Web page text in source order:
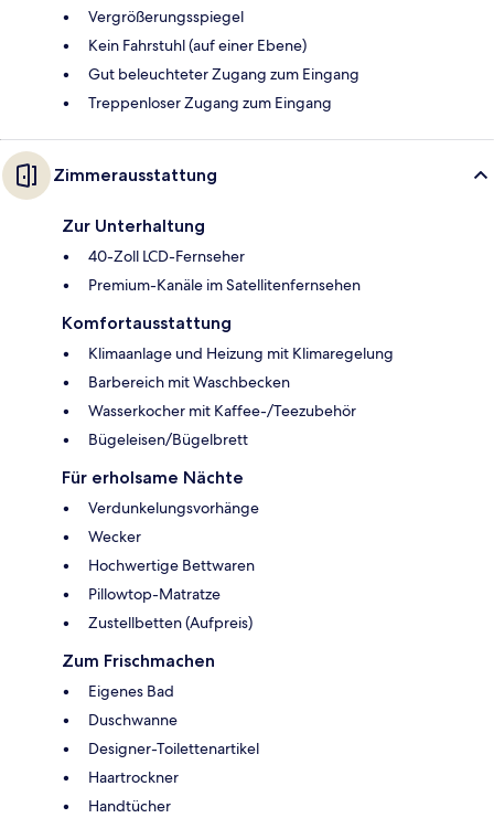
Vergrößerungsspiegel
Kein Fahrstuhl (auf einer Ebene)
Gut beleuchteter Zugang zum Eingang
Treppenloser Zugang zum Eingang
Zimmerausstattung
Zur Unterhaltung
40-Zoll LCD-Fernseher
Premium-Kanäle im Satellitenfernsehen
Komfortausstattung
Klimaanlage und Heizung mit Klimaregelung
Barbereich mit Waschbecken
Wasserkocher mit Kaffee-/Teezubehör
Bügeleisen/Bügelbrett
Für erholsame Nächte
Verdunkelungsvorhänge
Wecker
Hochwertige Bettwaren
Pillowtop-Matratze
Zustellbetten (Aufpreis)
Zum Frischmachen
Eigenes Bad
Duschwanne
Designer-Toilettenartikel
Haartrockner
Handtücher